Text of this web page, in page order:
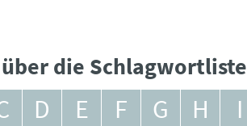
die Schlagwortliste
D E F G H I